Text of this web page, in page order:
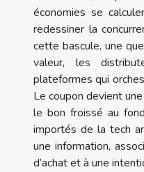
économies se
redessiner la
cette bascule, une
valeur, les
plateformes qui
Le coupon devient
le bon froissé au
importés de la tech
une information,
d’achat et à une